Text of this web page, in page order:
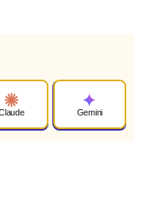
Gemini